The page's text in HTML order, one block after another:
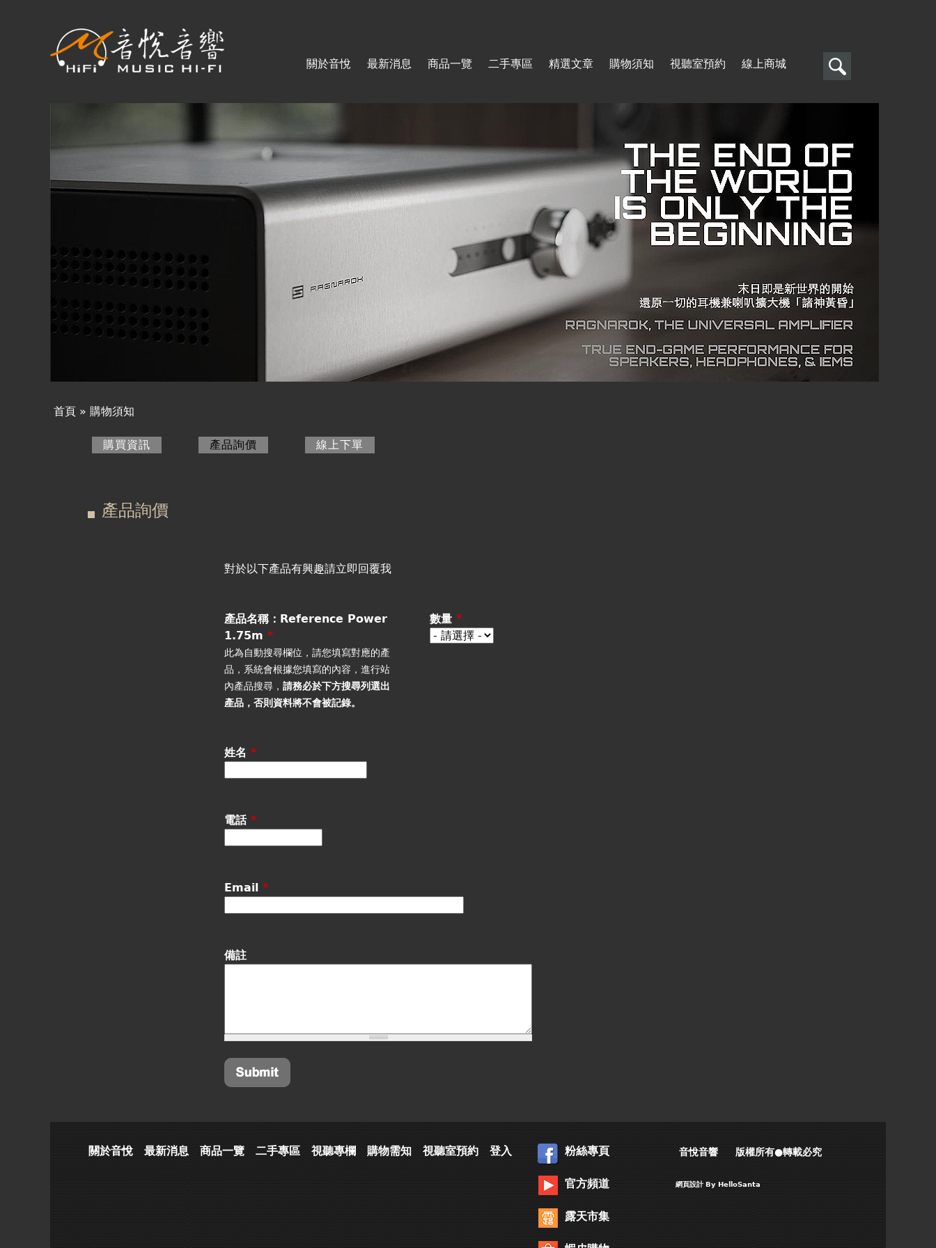
關於音悅 最新消息 商品一覽 二手專區 精選文章 購物須知 視聽室預約 線上商城
搜
表
單
搜
尋
商品一覽
二手專區
產品詢價
視聽室預約
首頁 » 購物須知
購買資訊 產品詢價 (作用中頁籤)線上下單
產品詢價
對於以下產品有興趣請立即回覆我
產品名稱：Reference Power
1.75m*
此為自動搜尋欄位，請您填寫對應的產
品，系統會根據您填寫的內容，進行站
內產品搜尋，請務必於下方搜尋列選出
產品 ，否則資料將不會被記錄。
數量 *
姓名*
電話*
Email*
備註
關於音悅 最新消息 商品一覽 二手專區 視聽專欄 購物需知 視聽室預約 登入 粉絲專頁
官方頻道
露天市集
音悅音響 版權所有●轉載必究
網頁設計By HelloSanta